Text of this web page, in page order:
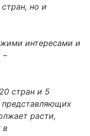
но и
интересами и
–
стран и 5
представляющих
расти,
в